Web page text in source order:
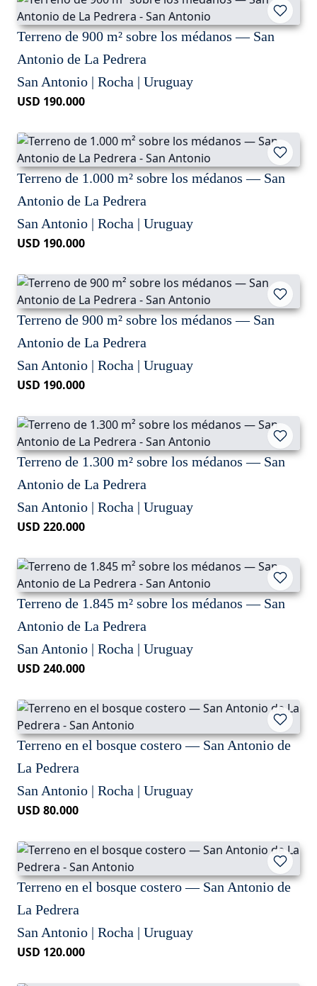
Terreno de 900 m² sobre los médanos — San
Antonio de La Pedrera
San Antonio | Rocha | Uruguay
USD 190.000
Terreno de 1.000 m² sobre los médanos — San
Antonio de La Pedrera
San Antonio | Rocha | Uruguay
USD 190.000
Terreno de 900 m² sobre los médanos — San
Antonio de La Pedrera
San Antonio | Rocha | Uruguay
USD 190.000
Terreno de 1.300 m² sobre los médanos — San
Antonio de La Pedrera
San Antonio | Rocha | Uruguay
USD 220.000
Terreno de 1.845 m² sobre los médanos — San
Antonio de La Pedrera
San Antonio | Rocha | Uruguay
USD 240.000
Terreno en el bosque costero — San Antonio de
La Pedrera
San Antonio | Rocha | Uruguay
USD 80.000
Terreno en el bosque costero — San Antonio de
La Pedrera
San Antonio | Rocha | Uruguay
USD 120.000